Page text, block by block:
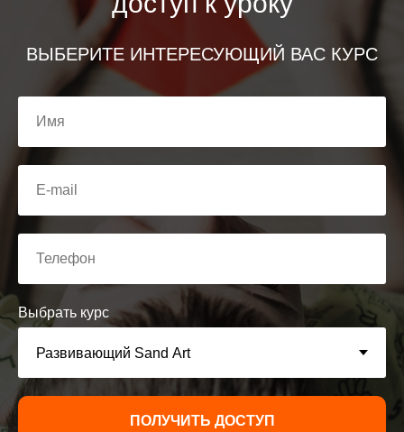
ВЫБЕРИТЕ ИНТЕРЕСУЮЩИЙ ВАС КУРС
Выбрать курс
ПОЛУЧИТЬ ДОСТУП